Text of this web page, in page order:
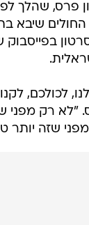
פרס, שהלך
החולים שיבא
בפייסבוק
לכולכם,
"לא רק מפני
שזה יותר